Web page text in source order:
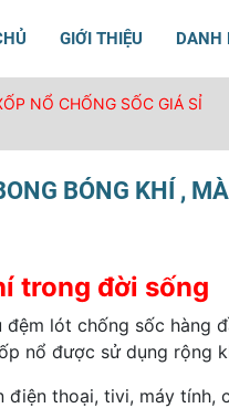
GIỚI THIỆU DANH
NỔ CHỐNG SỐC GIÁ SỈ
BÓNG KHÍ ,
trong đời sống
lót chống sốc hàng
nổ được sử dụng rộng
điện thoại, tivi, máy tính,